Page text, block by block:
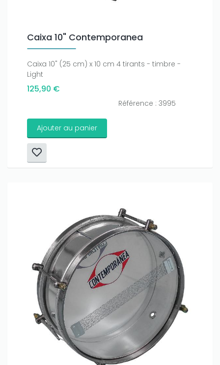
Caixa 10" Contemporanea
Caixa 10" (25 cm) x 10 cm 4 tirants - timbre -
Light
125,90 €
Référence : 3995
Ajouter au panier
Joo casinoif you really want to win a huge
amount on your credits!